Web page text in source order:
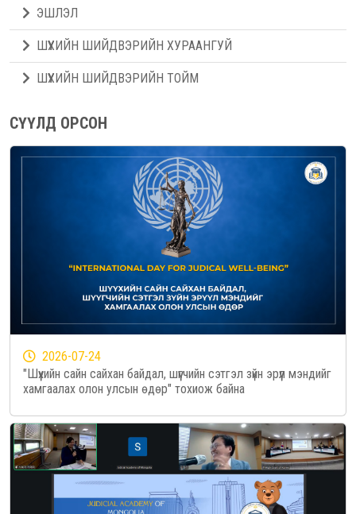
ЭШЛЭЛ
ШҮҮХИЙН ШИЙДВЭРИЙН ХУРААНГУЙ
ШҮҮХИЙН ШИЙДВЭРИЙН ТОЙМ
СҮҮЛД ОРСОН
2026-07-24
"Шүүхийн сайн сайхан байдал, шүүгчийн сэтгэл зүйн эрүүл мэндийг
хамгаалах олон улсын өдөр" тохиож байна